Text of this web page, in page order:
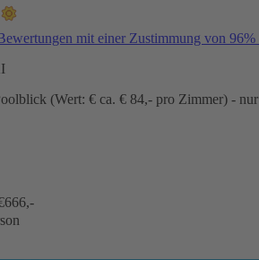
mit einer Zustimmung von
(Wert: € ca. € 84,- pro Zimmer) -
666,-